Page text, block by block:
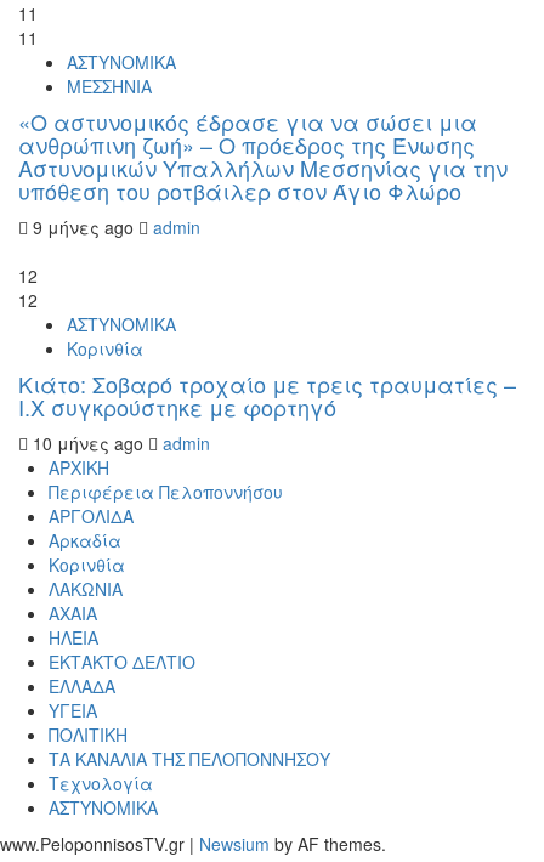
11
11
ΑΣΤΥΝΟΜΙΚΑ
ΜΕΣΣΗΝΙΑ
«Ο αστυνομικός έδρασε για να σώσει μια
ανθρώπινη ζωή» – Ο πρόεδρος της Ένωσης
Αστυνομικών Υπαλλήλων Μεσσηνίας για την
υπόθεση του ροτβάιλερ στον Άγιο Φλώρο
9 μήνες ago
admin
12
12
ΑΣΤΥΝΟΜΙΚΑ
Κορινθία
Κιάτο: Σοβαρό τροχαίο με τρεις τραυματίες –
Ι.Χ συγκρούστηκε με φορτηγό
10 μήνες ago
admin
ΑΡΧΙΚΗ
Περιφέρεια Πελοποννήσου
ΑΡΓΟΛΙΔΑ
Αρκαδία
Κορινθία
ΛΑΚΩΝΙΑ
ΑΧΑΙΑ
ΗΛΕΙΑ
ΕΚΤΑΚΤΟ ΔΕΛΤΙΟ
ΕΛΛΑΔΑ
ΥΓΕΙΑ
ΠΟΛΙΤΙΚΗ
ΤΑ ΚΑΝΑΛΙΑ ΤΗΣ ΠΕΛΟΠΟΝΝΗΣΟΥ
Τεχνολογία
ΑΣΤΥΝΟΜΙΚΑ
www.PeloponnisosTV.gr | Newsium by AF themes.